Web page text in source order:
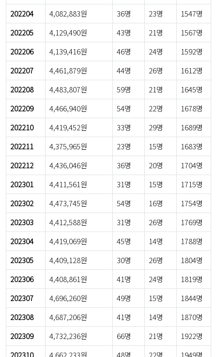
202204
4,082,883원 36명 23명
1547명
202205
4,129,490원 43명 21명
1567명
202206
4,139,416원 46명 24명
1592명
202207
4,461,879원 44명 26명
1612명
202208
4,483,807원 59명 21명
1645명
202209
4,466,940원 54명 22명
1678명
202210
4,419,452원 33명 29명
1689명
202211
4,375,965원 23명 15명
1683명
202212
4,436,046원 36명 20명
1704명
202301
4,411,561원 31명 15명
1715명
202302
4,473,745원 54명 16명
1754명
202303
4,412,588원 31명 26명
1769명
202304
4,419,069원 45명 14명
1788명
202305
4,409,128원 30명 26명
1804명
202306
4,408,861원 41명 24명
1819명
202307
4,696,260원 49명 15명
1844명
202308
4,687,206원 41명 14명
1870명
202309
4,732,236원 66명 21명
1922명
202310
4,662,233원 48명 22명 1949명